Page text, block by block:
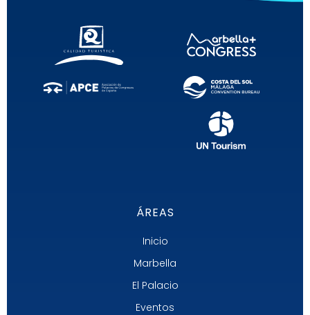
ÁREAS
Inicio
Marbella
El Palacio
Eventos